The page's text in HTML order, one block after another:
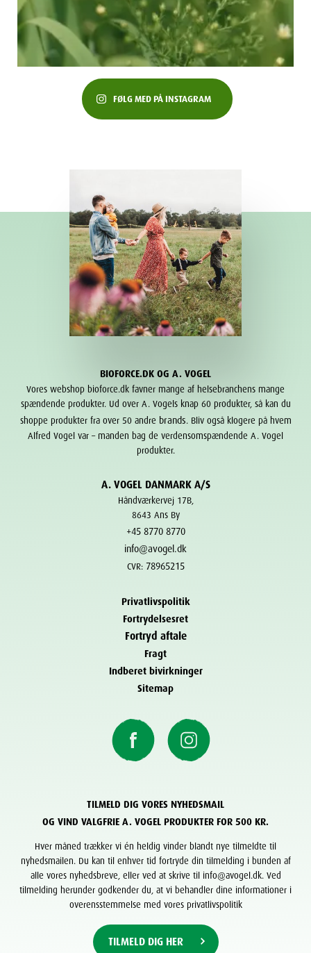
FØLG MED PÅ INSTAGRAM
BIOFORCE.DK OG A. VOGEL
Vores webshop bioforce.dk favner mange af helsebranchens mange
spændende produkter. Ud over A. Vogels knap 60 produkter, så kan du
shoppe produkter fra over 50 andre brands . Bliv også klogere på hvem
Alfred Vogel var – manden bag de verdensomspændende A. Vogel
produkter.
A. VOGEL DANMARK A/S
Håndværkervej 17B,
8643 Ans By
+45 8770 8770
info@avogel.dk
CVR: 78965215
Privatlivspolitik
Fortrydelsesret
Fortryd aftale
Fragt
Indberet bivirkninger
Sitemap
TILMELD DIG VORES NYHEDSMAIL
OG VIND VALGFRIE A. VOGEL PRODUKTER FOR 500 KR.
Hver måned trækker vi én heldig vinder blandt nye tilmeldte til
nyhedsmailen. Du kan til enhver tid fortryde din tilmelding i bunden af
alle vores nyhedsbreve, eller ved at skrive til info@avogel.dk. Ved
tilmelding herunder godkender du, at vi behandler dine informationer i
overensstemmelse med vores privatlivspolitik
TILMELD DIG HER